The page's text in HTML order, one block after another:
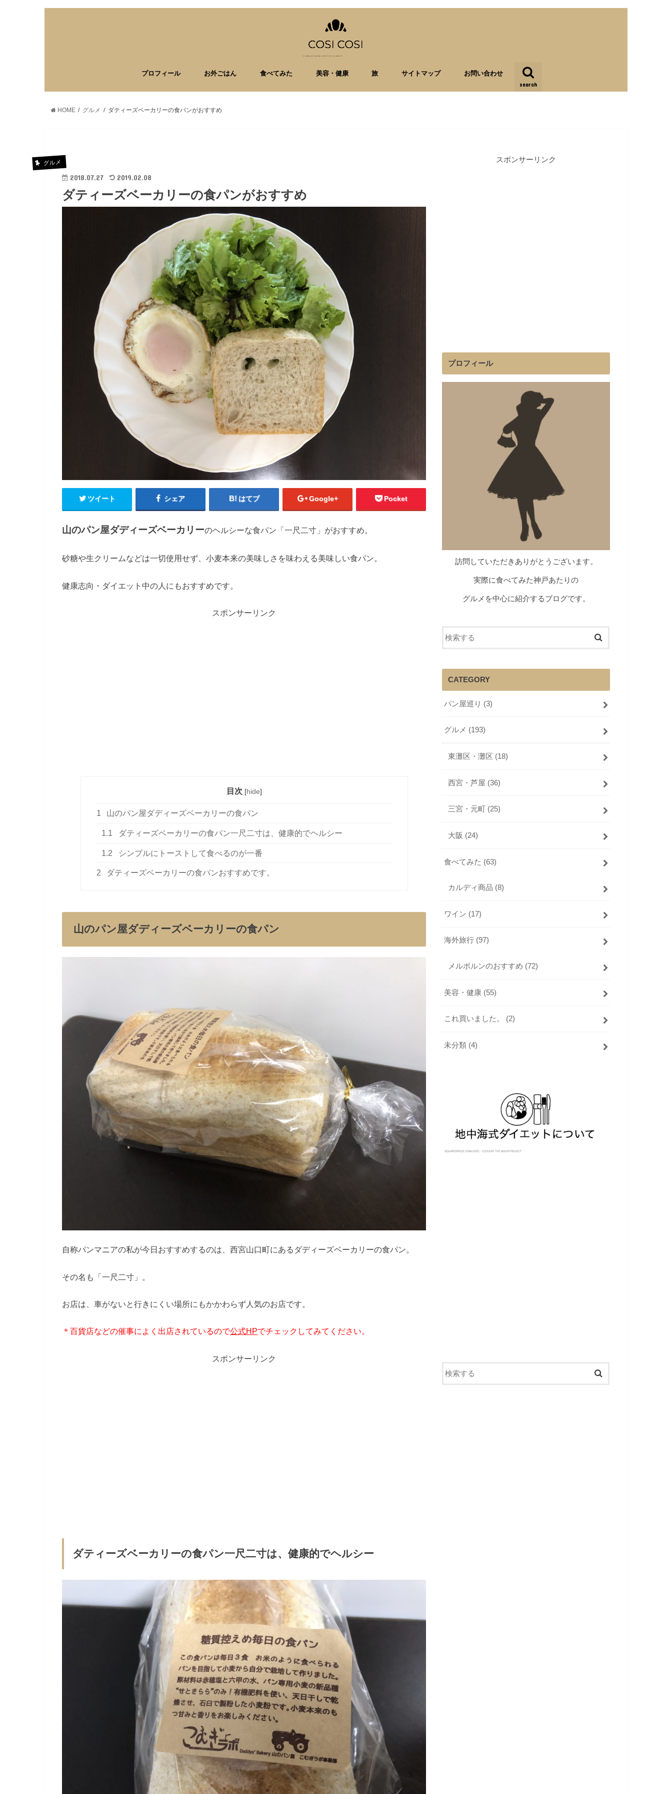
search
プロフィール お外ごはん 食べてみた 美容・健康 旅 サイトマップ お問い合わせ
HOME グルメ ダティーズベーカリーの食パンがおすすめ
グルメ
2018.07.27 2019.02.08
ダティーズベーカリーの食パンがおすすめ
ツイート シェア はてブ Google+ Pocket
山のパン屋ダディーズベーカリーのヘルシーな食パン「一尺二寸」がおすすめ。
砂糖や生クリームなどは一切使用せず、小麦本来の美味しさを味わえる美味しい食パン。
健康志向・ダイエット中の人にもおすすめです。
スポンサーリンク
目次 [hide]
1 山のパン屋ダディーズベーカリーの食パン
1.1 ダティーズベーカリーの食パン一尺二寸は、健康的でヘルシー
1.2 シンプルにトーストして食べるのが一番
2 ダティーズベーカリーの食パンおすすめです。
山のパン屋ダディーズベーカリーの食パン
自称パンマニアの私が今日おすすめするのは、西宮山口町にあるダディーズベーカリーの食パン。
その名も「一尺二寸」。
お店は、車がないと行きにくい場所にもかかわらず人気のお店です。
＊百貨店などの催事によく出店されているので公式HPでチェックしてみてください。
スポンサーリンク
ダティーズベーカリーの食パン一尺二寸は、健康的でヘルシー
スポンサーリンク
プロフィール
訪問していただきありがとうございます。
実際に食べてみた神戸あたりの
グルメを中心に紹介するブログです。
CATEGORY
パン屋巡り (3)
グルメ (193)
東灘区・灘区 (18)
西宮・芦屋 (36)
三宮・元町 (25)
大阪 (24)
食べてみた (63)
カルディ商品 (8)
ワイン (17)
海外旅行 (97)
メルボルンのおすすめ (72)
美容・健康 (55)
これ買いました。 (2)
未分類 (4)